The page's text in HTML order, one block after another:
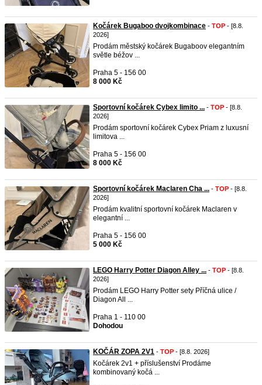
Kočárek Bugaboo dvojkombinace - TOP - [8.8.
2026]
Prodám městský kočárek Bugaboov elegantním
světle béžov ...
Praha 5 - 156 00
8 000 Kč
Sportovní kočárek Cybex limito ... - TOP - [8.8.
2026]
Prodám sportovní kočárek Cybex Priam z luxusní
limitova ...
Praha 5 - 156 00
8 000 Kč
Sportovní kočárek Maclaren Cha ... - TOP - [8.8.
2026]
Prodám kvalitní sportovní kočárek Maclaren v
elegantní ...
Praha 5 - 156 00
5 000 Kč
LEGO Harry Potter Diagon Alley ... - TOP - [8.8.
2026]
Prodám LEGO Harry Potter sety Příčná ulice /
Diagon All ...
Praha 1 - 110 00
Dohodou
KOČÁR ZOPA 2V1 - TOP - [8.8. 2026]
Kočárek 2v1 + příslušenství Prodáme
kombinovaný kočá ...